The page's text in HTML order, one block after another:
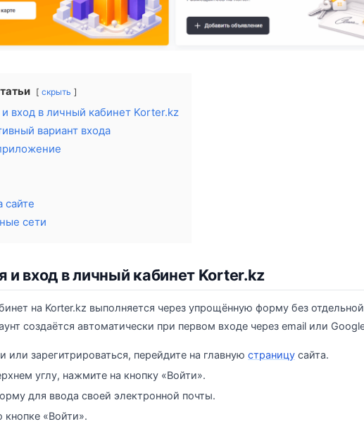
скрыть
вход в личный кабинет Korter.kz
вариант входа
сайте
сети
и вход в личный кабинет Korter.kz
на Korter.kz выполняется через упрощённую форму без отдельной
создаётся автоматически при первом входе через email или
или зарегитрироваться, перейдите на главную страницу сайта.
углу, нажмите на кнопку «Войти».
для ввода своей электронной почты.
кнопке «Войти».